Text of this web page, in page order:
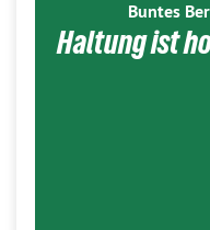
Buntes
Haltung ist